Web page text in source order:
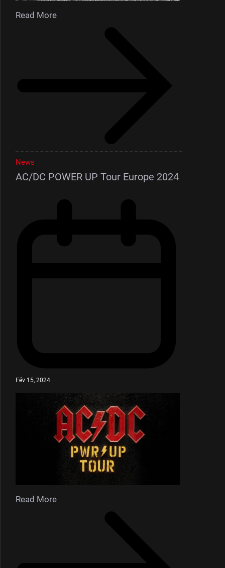
Read More
News
AC/DC POWER UP Tour Europe 2024
Fév 15, 2024
Read More